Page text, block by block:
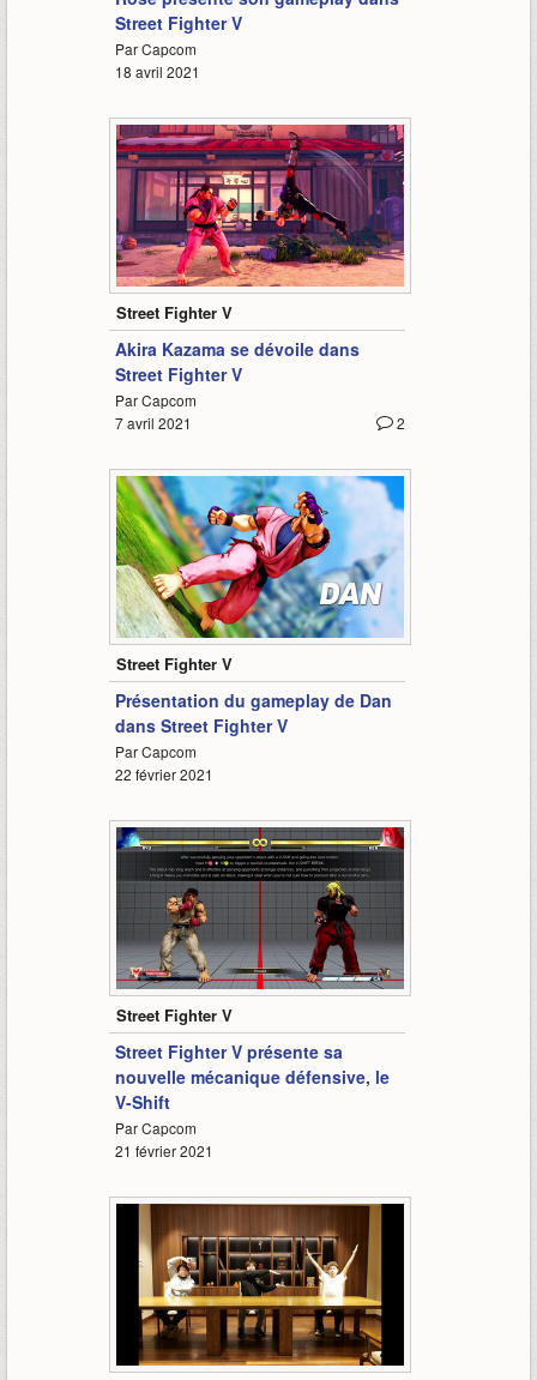
Street Fighter V
Par Capcom
18 avril 2021
1:12
Street Fighter V
Akira Kazama se dévoile dans
Street Fighter V
Par Capcom
2
7 avril 2021
2:10
Street Fighter V
Présentation du gameplay de Dan
dans Street Fighter V
Par Capcom
22 février 2021
0:45
Street Fighter V
Street Fighter V présente sa
nouvelle mécanique défensive, le
V-Shift
Par Capcom
21 février 2021
28:29